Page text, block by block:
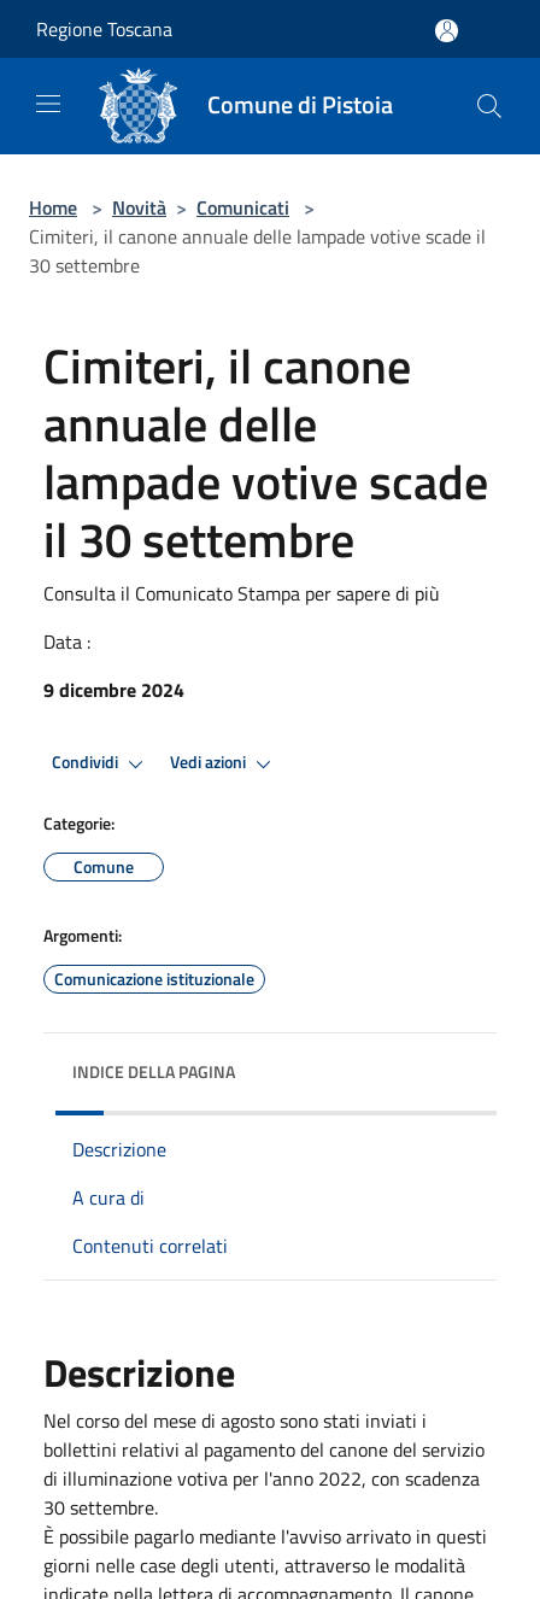
Regione Toscana
Comune di Pistoia
Home > Novità > Comunicati >
Cimiteri, il canone annuale delle lampade votive scade il
30 settembre
Cimiteri, il canone
annuale delle
lampade votive scade
il 30 settembre
Consulta il Comunicato Stampa per sapere di più
Data :
9 dicembre 2024
Condividi Vedi azioni
Categorie:
Comune
Argomenti:
Comunicazione istituzionale
INDICE DELLA PAGINA
Descrizione
A cura di
Contenuti correlati
Descrizione
Nel corso del mese di agosto sono stati inviati i
bollettini relativi al pagamento del canone del servizio
di illuminazione votiva per l'anno 2022, con scadenza
30 settembre.
È possibile pagarlo mediante l'avviso arrivato in questi
giorni nelle case degli utenti, attraverso le modalità